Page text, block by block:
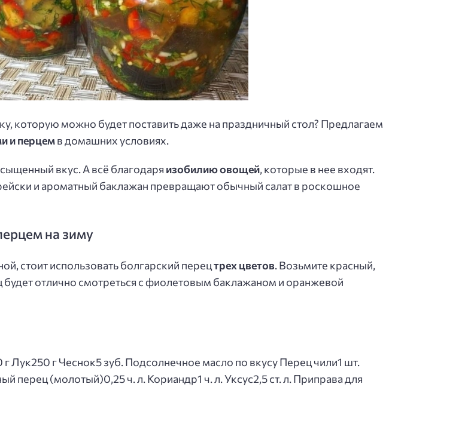
которую можно будет поставить даже на праздничный стол? Предлагаем
и перцемв домашних условиях.
вкус. А всё благодаря изобилию овощей, которые в нее входят.
и ароматный баклажан превращают обычный салат в роскошное
на зиму
стоит использовать болгарский перецтрех цветов. Возьмите красный,
отлично смотреться с фиолетовым баклажаном и оранжевой
Лук250 г Чеснок5 зуб. Подсолнечное масло по вкусу Перец чили1 шт.
перец (молотый)0,25 ч. л. Кориандр1 ч. л. Уксус2,5 ст. л. Приправа для